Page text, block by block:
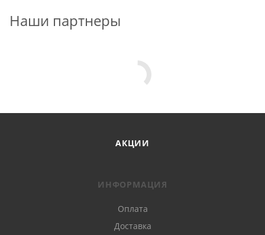
Наши партнеры
АКЦИИ
ИНФОРМАЦИЯ
Оплата
Доставка